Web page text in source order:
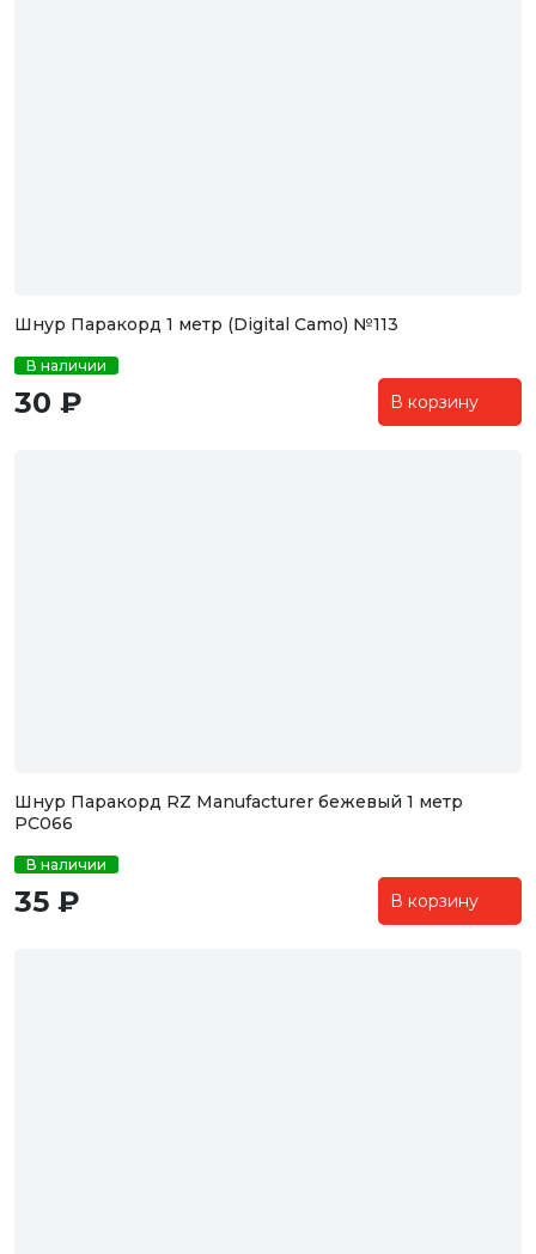
Шнур Паракорд 1 метр (Digital Camo) №113
В наличии
30 ₽ В корзину
Шнур Паракорд RZ Manufacturer бежевый 1 метр
PC066
В наличии
35 ₽ В корзину